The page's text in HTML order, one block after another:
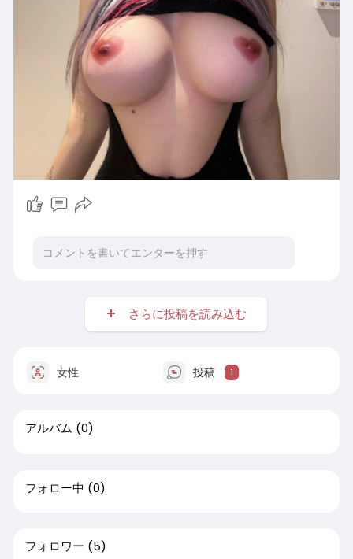
さらに投稿を読み込む
女性 投稿 1
アルバム (0)
フォロー中 (0)
フォロワー (5)